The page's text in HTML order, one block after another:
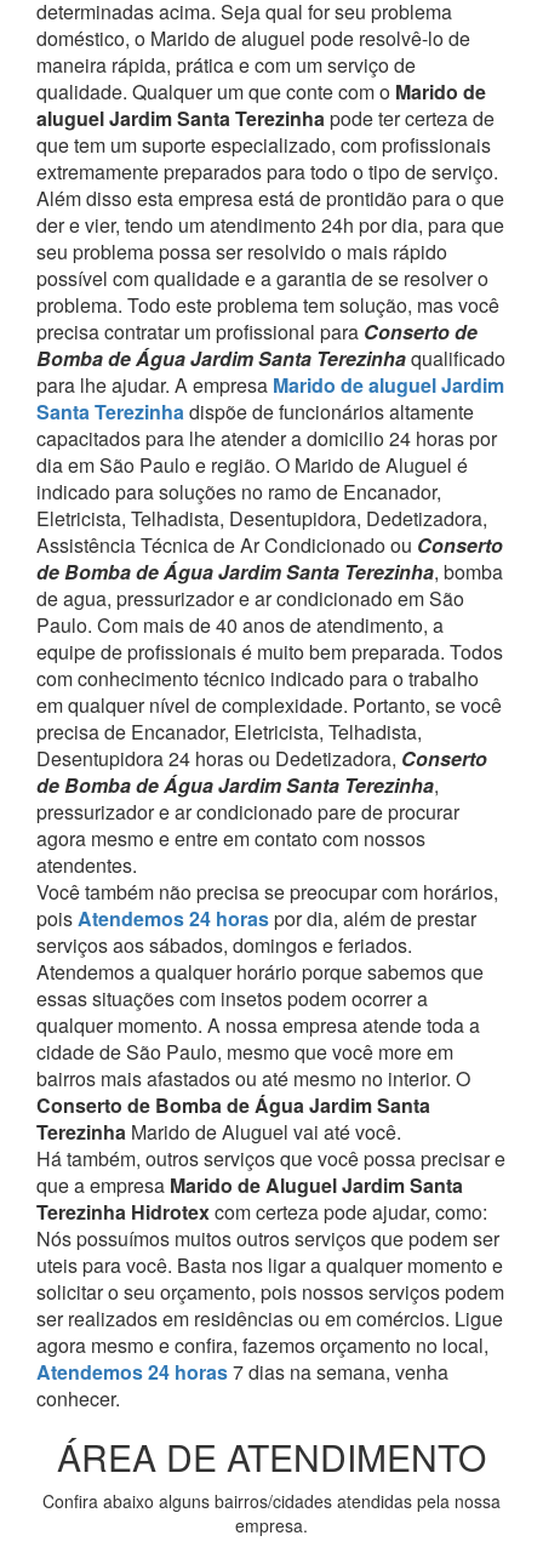
determinadas acima. Seja qual for seu problema
doméstico, o Marido de aluguel pode resolvê-lo de
maneira rápida, prática e com um serviço de
qualidade. Qualquer um que conte com o Marido de
aluguel Jardim Santa Terezinhapode ter certeza de
que tem um suporte especializado, com profissionais
extremamente preparados para todo o tipo de serviço.
Além disso esta empresa está de prontidão para o que
der e vier, tendo um atendimento 24h por dia, para que
seu problema possa ser resolvido o mais rápido
possível com qualidade e a garantia de se resolver o
problema. Todo este problema tem solução, mas você
precisa contratar um profissional para Conserto de
Bomba de Água Jardim Santa Terezinhaqualificado
para lhe ajudar. A empresa Marido de aluguel Jardim
Santa Terezinhadispõe de funcionários altamente
capacitados para lhe atender a domicilio 24 horas por
dia em São Paulo e região. O Marido de Aluguel é
indicado para soluções no ramo de Encanador,
Eletricista, Telhadista, Desentupidora, Dedetizadora,
Assistência Técnica de Ar Condicionado ou Conserto
de Bomba de Água Jardim Santa Terezinha, bomba
de agua, pressurizador e ar condicionado em São
Paulo. Com mais de 40 anos de atendimento, a
equipe de profissionais é muito bem preparada. Todos
com conhecimento técnico indicado para o trabalho
em qualquer nível de complexidade. Portanto, se você
precisa de Encanador, Eletricista, Telhadista,
Desentupidora 24 horas ou Dedetizadora, Conserto
de Bomba de Água Jardim Santa Terezinha,
pressurizador e ar condicionado pare de procurar
agora mesmo e entre em contato com nossos
atendentes.
Você também não precisa se preocupar com horários,
poisAtendemos 24 horaspor dia, além de prestar
serviços aos sábados, domingos e feriados.
Atendemos a qualquer horário porque sabemos que
essas situações com insetos podem ocorrer a
qualquer momento. A nossa empresa atende toda a
cidade de São Paulo, mesmo que você more em
bairros mais afastados ou até mesmo no interior. O
Conserto de Bomba de Água Jardim Santa
Terezinha Marido de Aluguel vai até você.
Há também, outros serviços que você possa precisar e
que a empresa Marido de Aluguel Jardim Santa
Terezinha Hidrotexcom certeza pode ajudar, como:
Nós possuímos muitos outros serviços que podem ser
uteis para você. Basta nos ligar a qualquer momento e
solicitar o seu orçamento, pois nossos serviços podem
ser realizados em residências ou em comércios. Ligue
agora mesmo e confira, fazemos orçamento no local,
Atendemos 24 horas7 dias na semana, venha
conhecer.
ÁREA DE ATENDIMENTO
Confira abaixo alguns bairros/cidades atendidas pela nossa
empresa.